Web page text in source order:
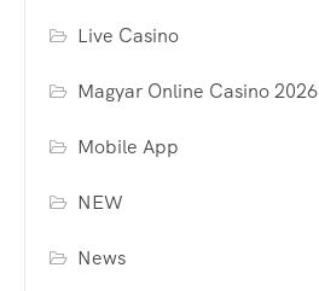
Live Casino
Magyar Online Casino 2026
Mobile App
NEW
News